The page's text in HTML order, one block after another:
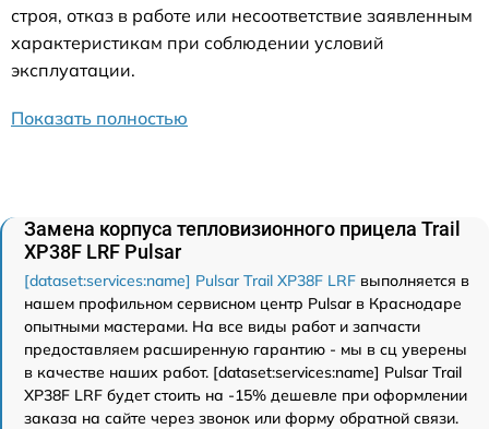
строя, отказ в работе или несоответствие заявленным
характеристикам при соблюдении условий
эксплуатации.
Показать полностью
Замена корпуса тепловизионного прицела Trail
XP38F LRF Pulsar
[dataset:services:name] Pulsar Trail XP38F LRF выполняется в
нашем профильном сервисном центр Pulsar в Краснодаре
опытными мастерами. На все виды работ и запчасти
предоставляем расширенную гарантию - мы в сц уверены
в качестве наших работ. [dataset:services:name] Pulsar Trail
XP38F LRF будет стоить на -15% дешевле при оформлении
заказа на сайте через звонок или форму обратной связи.